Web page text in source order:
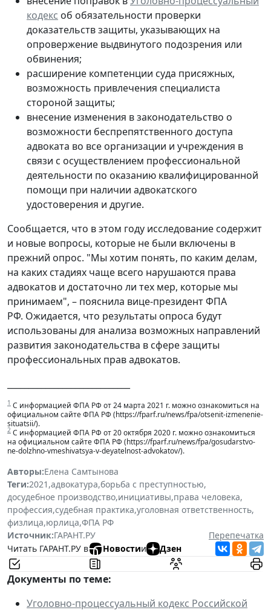
кодекс об обязательности проверки
доказательств защиты, указывающих на
опровержение выдвинутого подозрения или
обвинения;
расширение компетенции суда присяжных,
возможность привлечения специалиста
стороной защиты;
внесение изменения в законодательство о
возможности беспрепятственного доступа
адвоката во все организации и учреждения в
связи с осуществлением профессиональной
деятельности по оказанию квалифицированной
помощи при наличии адвокатского
удостоверения и другие.
Сообщается, что в этом году исследование содержит
и новые вопросы, которые не были включены в
прежний опрос. "Мы хотим понять, по каким делам,
на каких стадиях чаще всего нарушаются права
адвокатов и достаточно ли тех мер, которые мы
принимаем", – пояснила вице-президент ФПА
РФ. Ожидается, что результаты опроса будут
использованы для анализа возможных направлений
развития законодательства в сфере защиты
профессиональных прав адвокатов.
1 С информацией ФПА РФ от 24 марта 2021 г. можно ознакомиться на
официальном сайте ФПА РФ (https://fparf.ru/news/fpa/otsenit-izmenenie-
situatsii/).
2 С информацией ФПА РФ от 20 октября 2020 г. можно ознакомиться
на официальном сайте ФПА РФ (https://fparf.ru/news/fpa/gosudarstvo-
ne-dolzhno-vmeshivatsya-v-deyatelnost-advokatov/).
Авторы:Елена Самтынова
Теги:2021 ,адвокатура,борьба с преступностью,
досудебное производство,инициативы,права человека,
профессия,судебная практика,уголовная ответственность,
физлица,юрлица,ФПА РФ
Источник:ГАРАНТ.РУ
Перепечатка
Читать ГАРАНТ.РУ в
Новостии Дзен
Документы по теме:
Уголовно-процессуальный кодекс Российской